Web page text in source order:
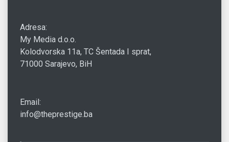
Adresa:
My Media d.o.o.
Kolodvorska 11a, TC Šentada I sprat,
71000 Sarajevo, BiH
Email:
info@theprestige.ba